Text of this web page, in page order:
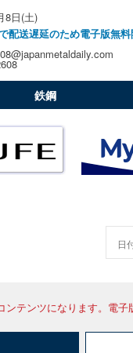
8日(土)
配送遅延のため電子版無
鉄鋼
ンテンツになります。電子